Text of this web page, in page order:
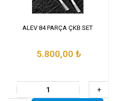
ALEV 84 PARÇA ÇKB SET
5.800,00 ₺
+